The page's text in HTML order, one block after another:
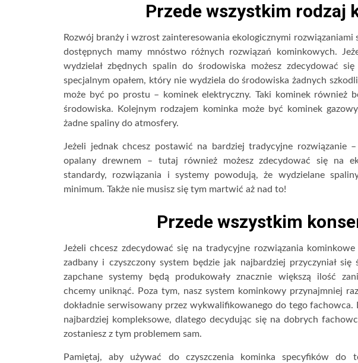
Przede wszystkim rodzaj
Rozwój branży i wzrost zainteresowania ekologicznymi rozwiązaniami
dostępnych mamy mnóstwo różnych rozwiązań kominkowych.
wydzielał zbędnych spalin do środowiska możesz zdecydować
specjalnym opałem, który nie wydziela do środowiska żadnych
może być po prostu – kominek elektryczny. Taki kominek również
środowiska. Kolejnym rodzajem kominka może być kominek
żadne spaliny do atmosfery.
Jeżeli jednak chcesz postawić na bardziej tradycyjne rozwiązanie –
opalany drewnem – tutaj również możesz zdecydować się na
standardy, rozwiązania i systemy powodują, że wydzielane
minimum. Także nie musisz się tym martwić aż nad to!
Przede wszystkim
Jeżeli chcesz zdecydować się na tradycyjne rozwiązania
zadbany i czyszczony system będzie jak najbardziej przyczyniał
zapchane systemy będą produkowały znacznie większą ilość
chcemy uniknąć. Poza tym, nasz system kominkowy przynajmniej
dokładnie serwisowany przez wykwalifikowanego do tego fachowca.
najbardziej kompleksowe, dlatego decydując się na dobrych
zostaniesz z tym problemem sam.
Pamiętaj, aby używać do czyszczenia kominka specyfików do